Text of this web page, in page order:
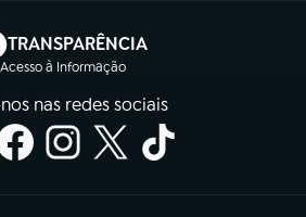
TRANSPARÊNCIA
Acesso à Informação
(abre em nova aba)
nas redes sociais